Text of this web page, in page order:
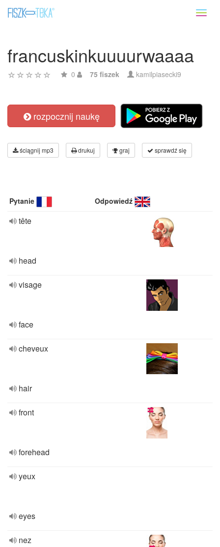
francuskinkuuuurwaaaa
0 75 fiszek kamilpiasecki9
rozpocznij naukę
ściągnij mp3 drukuj graj sprawdź się
Pytanie Odpowiedź
tête
head
visage
face
cheveux
hair
front
forehead
yeux
eyes
nez